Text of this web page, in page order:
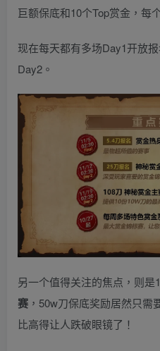
巨额保底和10个Top赏金，每
现在每天都有多场Day1开放
Day2。
另一个值得关注的焦点，则是
赛 ，50w刀保底奖励居然只
比高得让人跌破眼镜了！